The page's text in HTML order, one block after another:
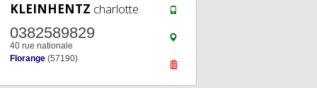
KLEINHENTZ charlotte
0382589829
40 rue nationale
Florange (57190)